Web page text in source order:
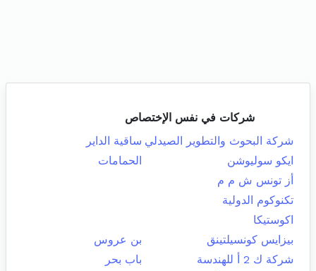
شركات في نفس الإختصاص
شركة البحوث والتطوير الصيدلي ساقية الداير
ايكو سوليوشن
الحمامات
أز تونس ش م م
تكنوكوم الدولية
اكوستيكا
بيزايس كونسيلتينق
بن عروس
شركة ك 2 أ للهندسة
باب بحر